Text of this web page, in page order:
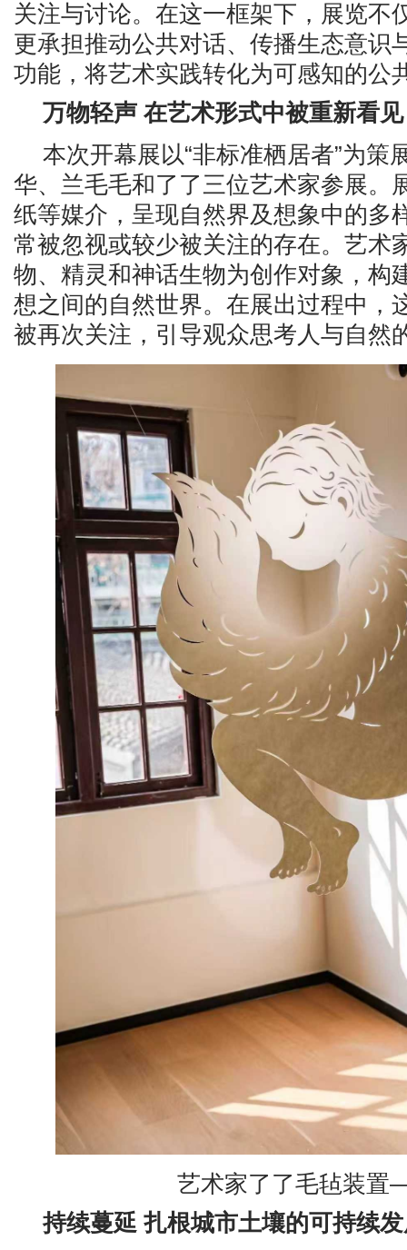
关注与讨论。在这一框架下，展览不
更承担推动公共对话、传播生态意识
功能，将艺术实践转化为可感知的公
万物轻声 在艺术形式中被重新看见
本次开幕展以“非标准栖居者”为策
华、兰毛毛和了了三位艺术家参展。
纸等媒介，呈现自然界及想象中的多
常被忽视或较少被关注的存在。艺术
物、精灵和神话生物为创作对象，构
想之间的自然世界。在展出过程中，
被再次关注，引导观众思考人与自然
艺术家了了毛毡装置
持续蔓延 扎根城市土壤的可持续